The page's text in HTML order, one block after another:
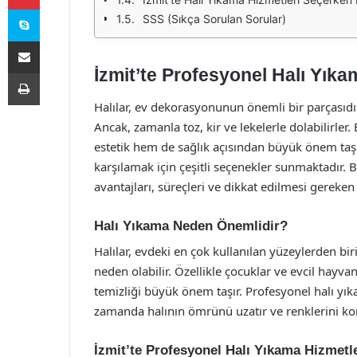
SSS (Sıkça Sorulan Sorular)
İzmit’te Profesyonel Halı
Halılar, ev dekorasyonunun önemli bir
Ancak, zamanla toz, kir ve lekelerle
estetik hem de sağlık açısından büyük önem
karşılamak için çeşitli seçenekler sunmaktadır.
avantajları, süreçleri ve dikkat edilmesi gereken
Halı Yıkama Neden Önemlidir?
Halılar, evdeki en çok kullanılan yüzeylerden
neden olabilir. Özellikle çocuklar ve evcil
temizliği büyük önem taşır. Profesyonel halı
zamanda halının ömrünü uzatır ve renklerini
İzmit’te Profesyonel Halı Yıkama
Skype
E-Posta ile paylaş